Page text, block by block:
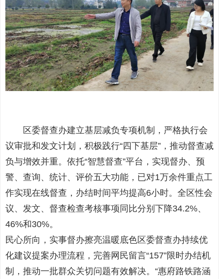
区委督查办建立基层减负专项机制，严格执行会
议审批和发文计划，积极践行“四下基层”，推动督查减
负与增效并重。依托“智慧督查”平台，实现督办、预
警、查询、统计、评价五大功能，已对1万余件重点工
作实现在线督查，办结时间平均提高6小时。全区性会
议、发文、督查检查考核事项同比分别下降34.2%、
46%和30%。
民心所向，实事督办擦亮温暖底色区委督查办持续优
化建议提案办理流程，完善网民留言“157”限时办结机
制，推动一批群众关切问题有效解决。“惠府路铁路涵